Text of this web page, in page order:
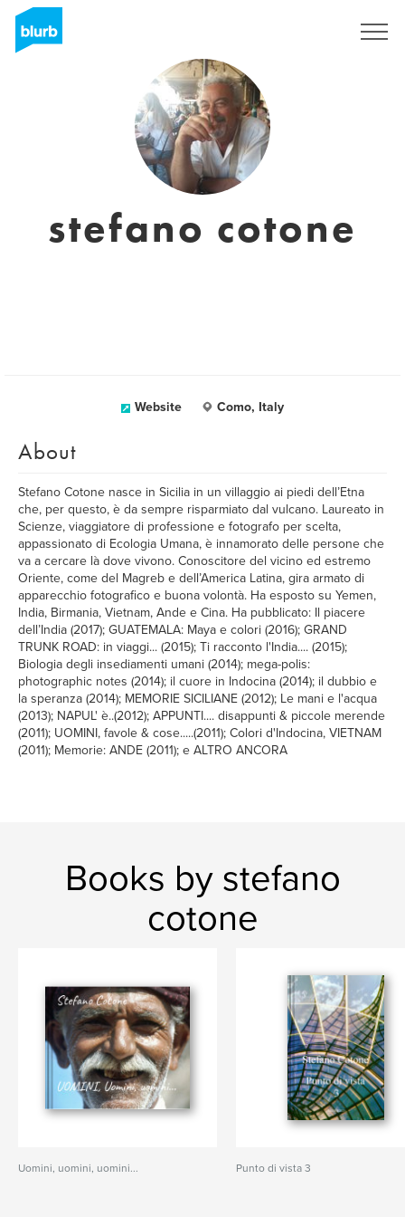
stefano cotone
Website Como, Italy
About
Stefano Cotone nasce in Sicilia in un villaggio ai piedi dell’Etna
che, per questo, è da sempre risparmiato dal vulcano. Laureato in
Scienze, viaggiatore di professione e fotografo per scelta,
appassionato di Ecologia Umana, è innamorato delle persone che
va a cercare là dove vivono. Conoscitore del vicino ed estremo
Oriente, come del Magreb e dell’America Latina, gira armato di
apparecchio fotografico e buona volontà. Ha esposto su Yemen,
India, Birmania, Vietnam, Ande e Cina. Ha pubblicato: Il piacere
dell’India (2017); GUATEMALA: Maya e colori (2016); GRAND
TRUNK ROAD: in viaggi... (2015); Ti racconto l'India.... (2015);
Biologia degli insediamenti umani (2014); mega-polis:
photographic notes (2014); il cuore in Indocina (2014); il dubbio e
la speranza (2014); MEMORIE SICILIANE (2012); Le mani e l'acqua
(2013); NAPUL' è..(2012); APPUNTI.... disappunti & piccole merende
(2011); UOMINI, favole & cose.....(2011); Colori d'Indocina, VIETNAM
(2011); Memorie: ANDE (2011); e ALTRO ANCORA
Books by stefano
cotone
Uomini, uomini, uomini... Punto di vista 3